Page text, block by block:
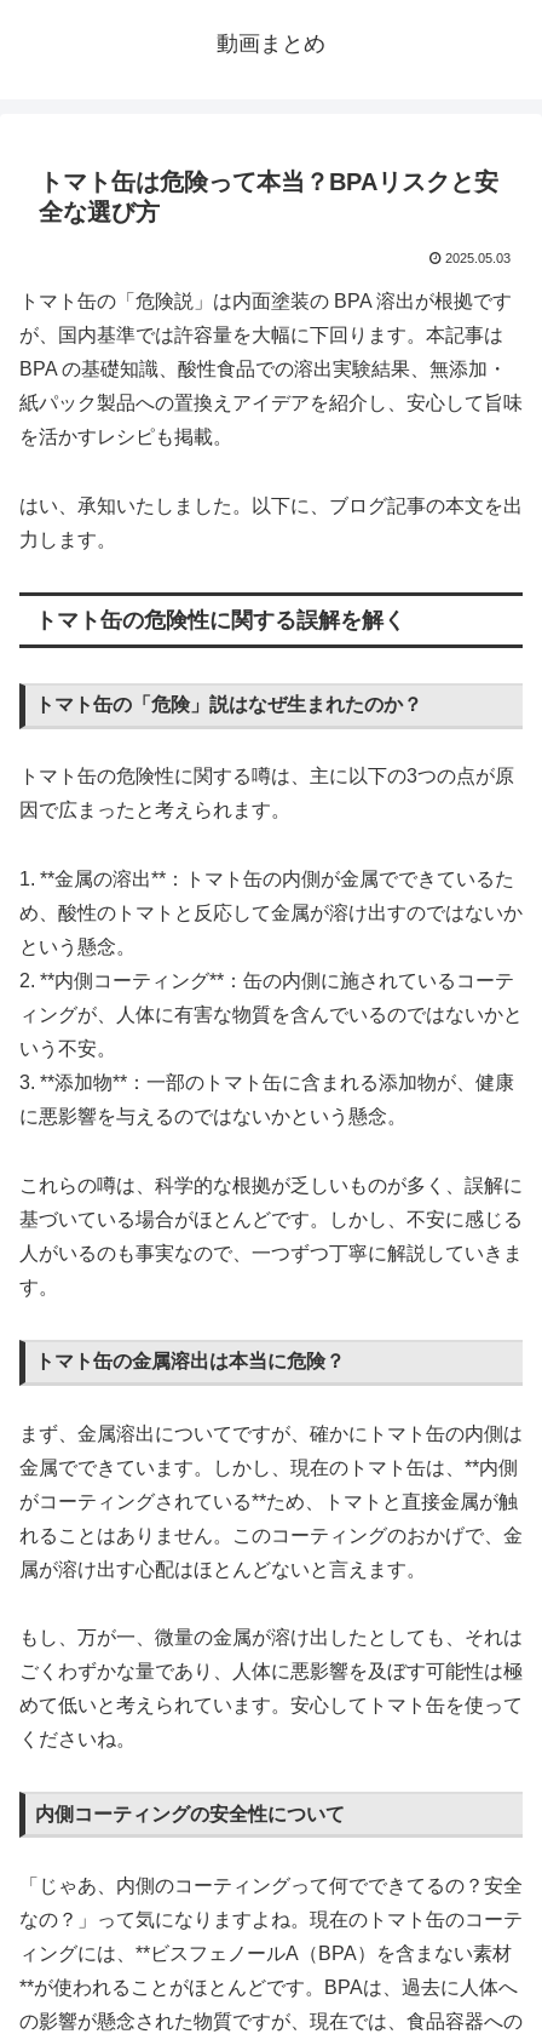
動画まとめ
トマト缶は危険って本当？BPAリスクと安
全な選び方
2025.05.03
トマト缶の「危険説」は内面塗装の BPA 溶出が根拠です
が、国内基準では許容量を大幅に下回ります。本記事は
BPA の基礎知識、酸性食品での溶出実験結果、無添加・
紙パック製品への置換えアイデアを紹介し、安心して旨味
を活かすレシピも掲載。
はい、承知いたしました。以下に、ブログ記事の本文を出
力します。
トマト缶の危険性に関する誤解を解く
トマト缶の「危険」説はなぜ生まれたのか？
トマト缶の危険性に関する噂は、主に以下の3つの点が原
因で広まったと考えられます。
1. **金属の溶出**：トマト缶の内側が金属でできているた
め、酸性のトマトと反応して金属が溶け出すのではないか
という懸念。
2. **内側コーティング**：缶の内側に施されているコーテ
ィングが、人体に有害な物質を含んでいるのではないかと
いう不安。
3. **添加物**：一部のトマト缶に含まれる添加物が、健康
に悪影響を与えるのではないかという懸念。
これらの噂は、科学的な根拠が乏しいものが多く、誤解に
基づいている場合がほとんどです。しかし、不安に感じる
人がいるのも事実なので、一つずつ丁寧に解説していきま
す。
トマト缶の金属溶出は本当に危険？
まず、金属溶出についてですが、確かにトマト缶の内側は
金属でできています。しかし、現在のトマト缶は、**内側
がコーティングされている**ため、トマトと直接金属が触
れることはありません。このコーティングのおかげで、金
属が溶け出す心配はほとんどないと言えます。
もし、万が一、微量の金属が溶け出したとしても、それは
ごくわずかな量であり、人体に悪影響を及ぼす可能性は極
めて低いと考えられています。安心してトマト缶を使って
くださいね。
内側コーティングの安全性について
「じゃあ、内側のコーティングって何でできてるの？安全
なの？」って気になりますよね。現在のトマト缶のコーテ
ィングには、**ビスフェノールA（BPA）を含まない素材
**が使われることがほとんどです。BPAは、過去に人体へ
の影響が懸念された物質ですが、現在では、食品容器への